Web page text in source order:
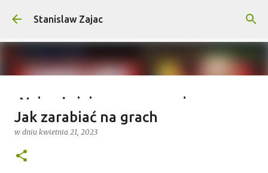
Przejdź do głównej zawartości
Stanislaw Zajac
Najważniejsze wymagania na
wyprawy outdoorowe – co musisz
wiedzieć?
w dniu
Jak zarabiać na grach
w dniu kwietnia 21, 2023